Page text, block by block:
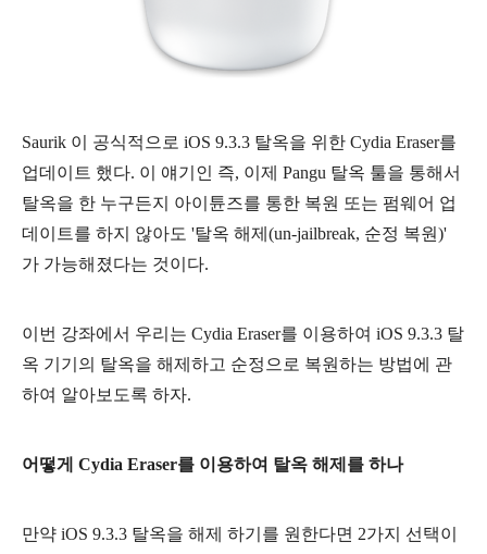
Saurik 이 공식적으로 iOS 9.3.3 탈옥을 위한 Cydia Eraser를
업데이트 했다. 이 얘기인 즉, 이제 Pangu 탈옥 툴을 통해서
탈옥을 한 누구든지 아이튠즈를 통한 복원 또는 펌웨어 업
데이트를 하지 않아도 '탈옥 해제(un-jailbreak, 순정 복원)'
가 가능해졌다는 것이다.
이번 강좌에서 우리는 Cydia Eraser를 이용하여 iOS 9.3.3 탈
옥 기기의 탈옥을 해제하고 순정으로 복원하는 방법에 관
하여 알아보도록 하자.
어떻게 Cydia Eraser를 이용하여 탈옥 해제를 하나
만약 iOS 9.3.3 탈옥을 해제 하기를 원한다면 2가지 선택이